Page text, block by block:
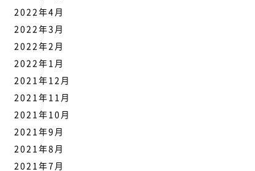
2022年4月
2022年3月
2022年2月
2022年1月
2021年12月
2021年11月
2021年10月
2021年9月
2021年8月
2021年7月